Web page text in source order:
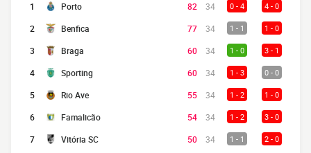
1 Porto 82 34 0 - 4 4 - 0
2 Benfica 77 34 1 - 1 1 - 0
3 Braga 60 34 1 - 0 3 - 1
4 Sporting 60 34 1 - 3 0 - 0
5 Rio Ave 55 34 1 - 2 1 - 0
6 Famalicão 54 34 1 - 2 3 - 0
7 Vitória SC 50 34 1 - 1 2 - 0